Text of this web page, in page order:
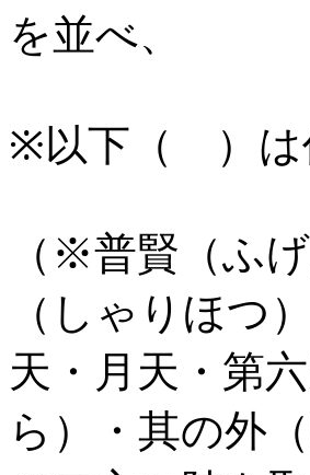
を並べ、
※以下（ ）は
（※普賢（ふ
（しゃりほつ
天・月天・第
ら）・其の外